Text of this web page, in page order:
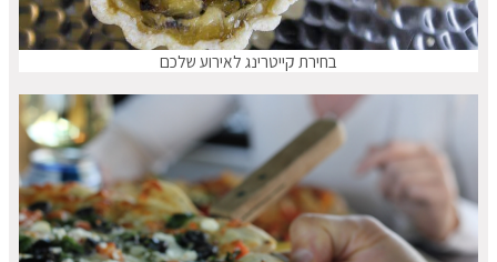
בחירת קייטרינג לאירוע שלכם